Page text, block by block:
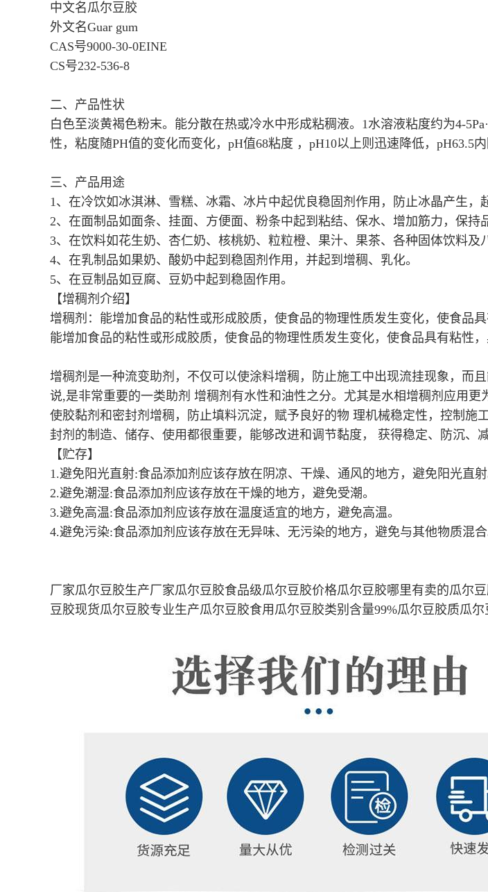
中文名瓜尔豆胶
外文名Guar gum
CAS号9000-30-0EINE
CS号232-536-8
二、产品性状
白色至淡黄褐色粉末。能分散在热或冷水中形成粘稠液。1水溶液粘度约为4-
性，粘度随PH值的变化而变化，pH值68粘度 ，pH10以上则迅速降低，pH63.5
三、产品用途
1、在冷饮如冰淇淋、雪糕、冰霜、冰片中起优良稳固剂作用，防止冰晶产生，
2、在面制品如面条、挂面、方便面、粉条中起到粘结、保水、增加筋力，保持
3、在饮料如花生奶、杏仁奶、核桃奶、粒粒橙、果汁、果茶、各种固体饮料及
4、在乳制品如果奶、酸奶中起到稳固剂作用，并起到增稠、乳化。
5、在豆制品如豆腐、豆奶中起到稳固作用。
【增稠剂介绍】
增稠剂：能增加食品的粘性或形成胶质，使食品的物理性质发生变化，使食品
能增加食品的粘性或形成胶质，使食品的物理性质发生变化，使食品具有粘性
增稠剂是一种流变助剂，不仅可以使涂料增稠，防止施工中出现流挂现象，而
说,是非常重要的一类助剂 增稠剂有水性和油性之分。尤其是水相增稠剂应用
使胶黏剂和密封剂增稠，防止填料沉淀，赋予良好的物 理机械稳定性，控制
封剂的制造、储存、使用都很重要，能够改进和调节黏度， 获得稳定、防沉、
【贮存】
1.避免阳光直射:食品添加剂应该存放在阴凉、干燥、通风的地方，避免阳光直射
2.避免潮湿:食品添加剂应该存放在干燥的地方，避免受潮。
3.避免高温:食品添加剂应该存放在温度适宜的地方，避免高温。
4.避免污染:食品添加剂应该存放在无异味、无污染的地方，避免与其他物质混合
厂家瓜尔豆胶生产厂家瓜尔豆胶食品级瓜尔豆胶价格瓜尔豆胶哪里有卖的瓜尔
豆胶现货瓜尔豆胶专业生产瓜尔豆胶食用瓜尔豆胶类别含量99%瓜尔豆胶质瓜